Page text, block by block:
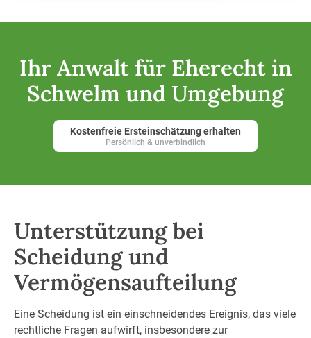
Ihr Anwalt für Eherecht in
Schwelm und Umgebung
Kostenfreie Ersteinschätzung erhalten
Persönlich & unverbindlich
Unterstützung bei
Scheidung und
Vermögensaufteilung
Eine Scheidung ist ein einschneidendes Ereignis, das viele
rechtliche Fragen aufwirft, insbesondere zur